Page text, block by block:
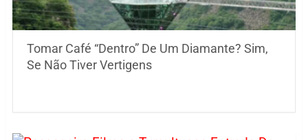
Tomar Café “Dentro” De Um Diamante? Sim,
Se Não Tiver Vertigens